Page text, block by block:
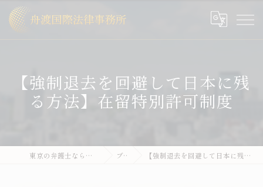
【強制退去を回避して日本に残
る方法】在留特別許可制度
東京の弁護士なら舟渡国際法律事務所 ブログ 【強制退去を回避して日本に残る方法】在留特別許可制度